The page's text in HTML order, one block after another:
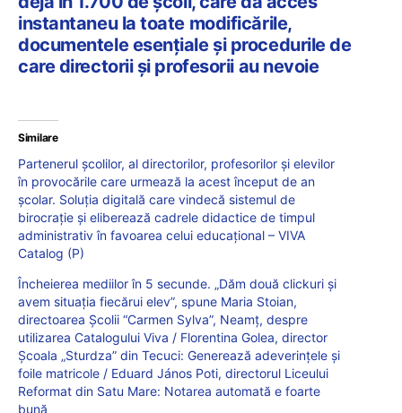
instantaneu la toate modificările,
documentele esențiale și procedurile de
care directorii și profesorii au nevoie
Similare
Partenerul școlilor, al directorilor, profesorilor și elevilor
în provocările care urmează la acest început de an
școlar. Soluția digitală care vindecă sistemul de
birocrație și eliberează cadrele didactice de timpul
administrativ în favoarea celui educațional – VIVA
Catalog (P)
Încheierea mediilor în 5 secunde. „Dăm două clickuri și
avem situația fiecărui elev”, spune Maria Stoian,
directoarea Școlii “Carmen Sylva”, Neamț, despre
utilizarea Catalogului Viva / Florentina Golea, director
Școala „Sturdza” din Tecuci: Generează adeverințele și
foile matricole / Eduard János Poti, directorul Liceului
Reformat din Satu Mare: Notarea automată e foarte
bună